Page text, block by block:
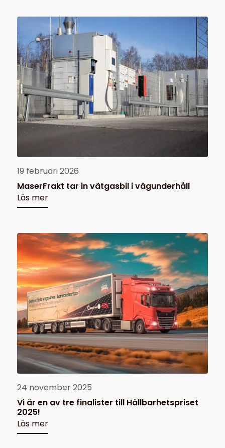
19 februari 2026
MaserFrakt tar in vätgasbil i vägunderhåll
Läs mer
24 november 2025
Vi är en av tre finalister till Hållbarhetspriset
2025!
Läs mer